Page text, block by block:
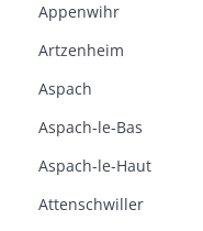
Appenwihr
Artzenheim
Aspach
Aspach-le-Bas
Aspach-le-Haut
Attenschwiller